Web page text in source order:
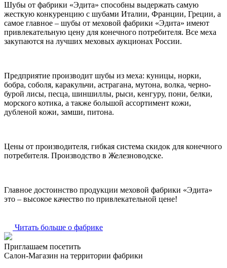
Шубы от фабрики «Эдита» способны выдержать самую
жесткую конкуренцию с шубами Италии, Франции, Греции, а
самое главное – шубы от меховой фабрики «Эдита» имеют
привлекательную цену для конечного потребителя. Все меха
закупаются на лучших меховых аукционах России.
Предприятие производит шубы из меха: куницы, норки,
бобра, соболя, каракульчи, астрагана, мутона, волка, черно-
бурой лисы, песца, шиншиллы, рыси, кенгуру, пони, белки,
морского котика, а также большой ассортимент кожи,
дубленой кожи, замши, питона.
Цены от производителя, гибкая система скидок для конечного
потребителя. Производство в Железноводске.
Главное достоинство продукции меховой фабрики «Эдита»
это – высокое качество по привлекательной цене!
Читать больше о фабрике
Приглашаем посетить
Салон-Магазин на территории фабрики